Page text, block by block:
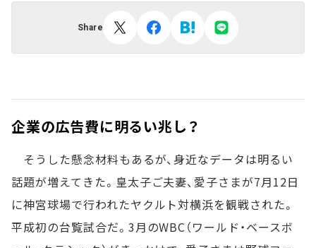
Share
企業の広告費に明るい兆し？
そうした懸念材料もあるが、身近なデータは明るい
話題が増えてきた。皇太子ご夫妻、愛子さまが7月12日
に神宮球場で行われたヤクルト対横浜を観戦された。
平成初の台覧試合だ。3月のWBC（ワールド・ベースボ